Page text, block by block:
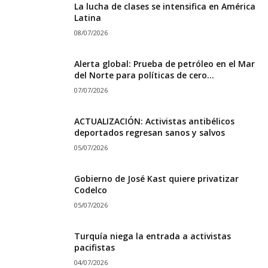
La lucha de clases se intensifica en América
Latina
08/07/2026
Alerta global: Prueba de petróleo en el Mar
del Norte para políticas de cero...
07/07/2026
ACTUALIZACIÓN: Activistas antibélicos
deportados regresan sanos y salvos
05/07/2026
Gobierno de José Kast quiere privatizar
Codelco
05/07/2026
Turquía niega la entrada a activistas
pacifistas
04/07/2026